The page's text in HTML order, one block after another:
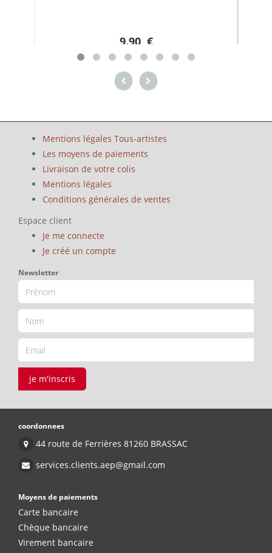
9.90 €
Mentions légales Tous-artistes
Les moyens de paiements
Livraison de votre colis
Mentions légales
Conditions générales de ventes
Espace client
Je me connecte
Je créé un compte
Newsletter
je m'inscris
coordonnees
44 route de Ferrières 81260 BRASSAC
services.clients.aep@gmail.com
Moyens de paiements
Carte bancaire
Chèque bancaire
Virement bancaire